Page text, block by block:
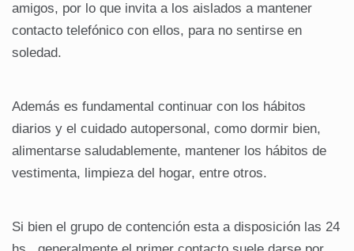
amigos, por lo que invita a los aislados a mantener
contacto telefónico con ellos, para no sentirse en
soledad.
Además es fundamental continuar con los hábitos
diarios y el cuidado autopersonal, como dormir bien,
alimentarse saludablemente, mantener los hábitos de
vestimenta, limpieza del hogar, entre otros.
Si bien el grupo de contención esta a disposición las 24